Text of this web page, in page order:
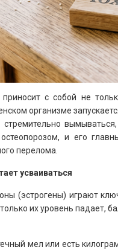
приносит с собой не
организме
и его
перелома.
усваиваться
(эстрогены) играют
их уровень падает,
мел или есть